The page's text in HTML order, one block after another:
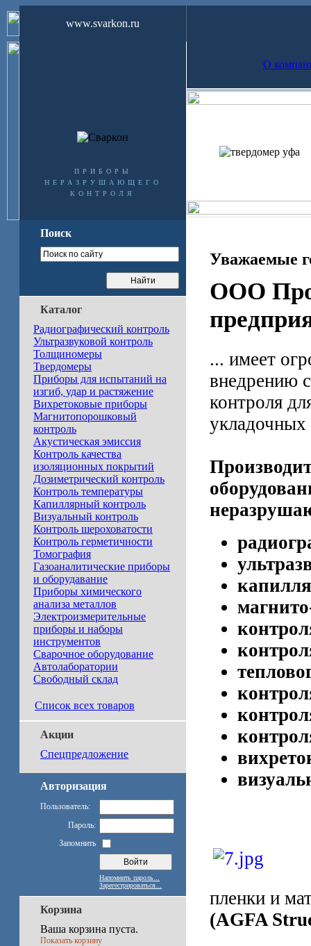
www.svarkon.ru
приборы
неразрушающего
контроля
О
Поиск
Каталог
Радиографический контроль
Ультразвуковой контроль
Толщиномеры
Твердомеры
Приборы для испытаний на
изгиб, удар и растяжение
Вихретоковые приборы
Магнитопорошковый
контроль
Акустическая эмиссия
Контроль качества
изоляционных покрытий
Дозиметрический контроль
Контроль температуры
Капиллярный контроль
Визуальный контроль
Контроль шероховатости
Контроль герметичности
Томография
Газоаналитические приборы
и оборудавание
Приборы химического
анализа металлов
Электроизмерительные
приборы и наборы
инструментов
Сварочное оборудование
Автолаборатории
Свободный склад
Список всех товаров
Акции
Спецпредложение
Авторизация
Пользователь:
Пароль:
Запомнить
Напомнить пароль...
Зарегестрироваться...
Корзина
Ваша корзина пуста.
Показать корзину
Уважаемые
ООО
... имеет
внедрению
контроля
пленки и
(AGFA